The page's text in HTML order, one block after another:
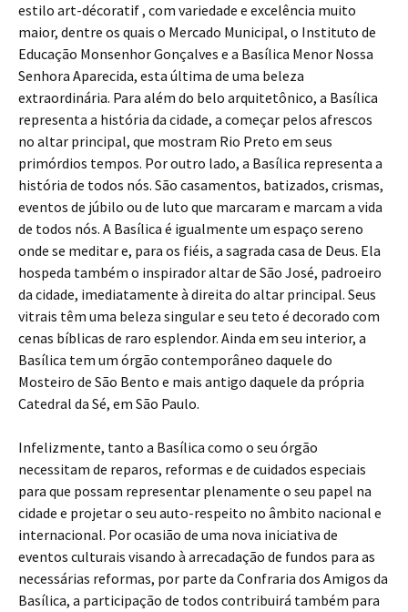
estilo art-décoratif , com variedade e excelência muito
maior, dentre os quais o Mercado Municipal, o Instituto de
Educação Monsenhor Gonçalves e a Basílica Menor Nossa
Senhora Aparecida, esta última de uma beleza
extraordinária. Para além do belo arquitetônico, a Basílica
representa a história da cidade, a começar pelos afrescos
no altar principal, que mostram Rio Preto em seus
primórdios tempos. Por outro lado, a Basílica representa a
história de todos nós. São casamentos, batizados, crismas,
eventos de júbilo ou de luto que marcaram e marcam a vida
de todos nós. A Basílica é igualmente um espaço sereno
onde se meditar e, para os fiéis, a sagrada casa de Deus. Ela
hospeda também o inspirador altar de São José, padroeiro
da cidade, imediatamente à direita do altar principal. Seus
vitrais têm uma beleza singular e seu teto é decorado com
cenas bíblicas de raro esplendor. Ainda em seu interior, a
Basílica tem um órgão contemporâneo daquele do
Mosteiro de São Bento e mais antigo daquele da própria
Catedral da Sé, em São Paulo.
Infelizmente, tanto a Basílica como o seu órgão
necessitam de reparos, reformas e de cuidados especiais
para que possam representar plenamente o seu papel na
cidade e projetar o seu auto-respeito no âmbito nacional e
internacional. Por ocasião de uma nova iniciativa de
eventos culturais visando à arrecadação de fundos para as
necessárias reformas, por parte da Confraria dos Amigos da
Basílica, a participação de todos contribuirá também para